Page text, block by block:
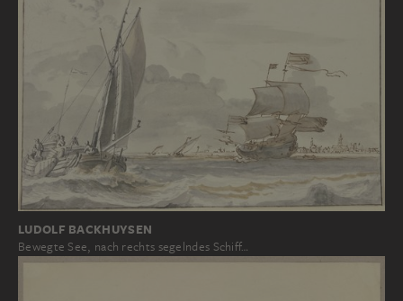
LUDOLF BACKHUYSEN
Bewegte See, nach rechts segelndes Schiff…